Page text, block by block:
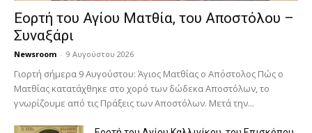
Εορτή του Αγίου Ματθία, του Αποστόλου –
Συναξάρι
Newsroom - 9 Αυγούστου 2026
Γιορτή σήμερα 9 Αυγούστου: Άγιος Ματθίας ο Απόστολος Πώς ο
Ματθίας κατατάχθηκε στο χορό των δώδεκα Αποστόλων, το
γνωρίζουμε από τις Πράξεις των Αποστόλων. Μετά την...